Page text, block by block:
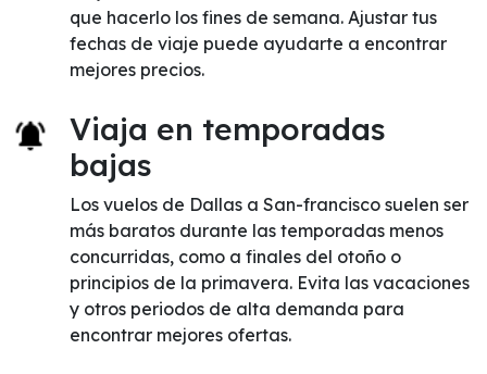
que hacerlo los fines de semana. Ajustar tus
fechas de viaje puede ayudarte a encontrar
mejores precios.
Viaja en temporadas
bajas
Los vuelos de Dallas a San-francisco suelen ser
más baratos durante las temporadas menos
concurridas, como a finales del otoño o
principios de la primavera. Evita las vacaciones
y otros periodos de alta demanda para
encontrar mejores ofertas.